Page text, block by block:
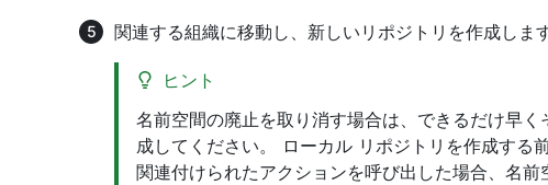
関連する組織に移動し、新しいリポジトリを作成します
ヒント
名前空間の廃止を取り消す場合は、できるだけ早
成してください。 ローカル リポジトリを作成す
関連付けられたアクションを呼び出した場合、名